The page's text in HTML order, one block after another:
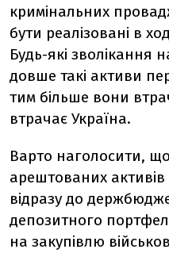
кримінальних
бути реалізовані в
Будь-які зволікання
довше такі активи
тим більше вони
втрачає Україна.
Варто наголосити, що
арештованих
відразу до
депозитного
на закупівлю